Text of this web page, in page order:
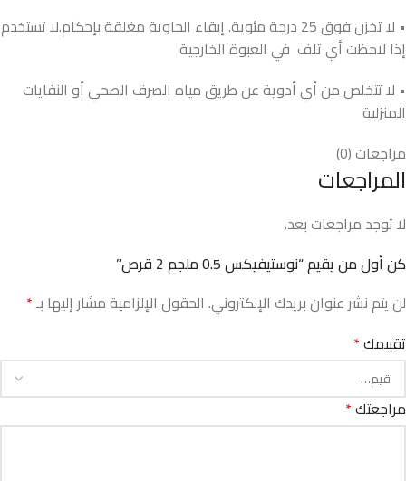
• لا تخزن فوق 25 درجة مئوية. إبقاء الحاوية مغلقة بإحكام.لا تستخدم
إذا لاحظت أي تلف في العبوة الخارجية
• لا تتخلص من أي أدوية عن طريق مياه الصرف الصحي أو النفايات
المنزلية
مراجعات (0)
المراجعات
لا توجد مراجعات بعد.
كن أول من يقيم “نوستيفيكس 0.5 ملجم 2 قرص”
لن يتم نشر عنوان بريدك الإلكتروني. الحقول الإلزامية مشار إليها بـ*
تقييمك*
مراجعتك*